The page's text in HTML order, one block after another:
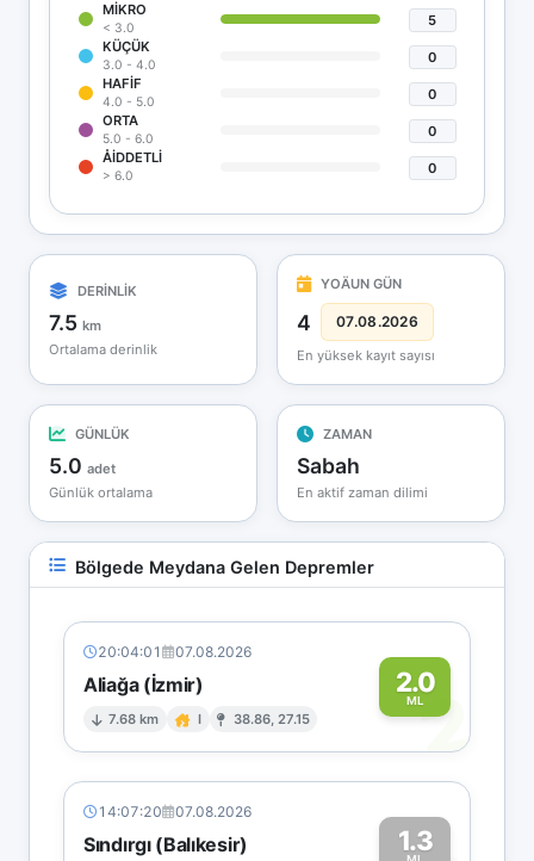
MIKRO
< 3.0
5
KÜÇÜK
3.0 - 4.0
0
HAFIF
4.0 - 5.0
0
ORTA
5.0 - 6.0
0
ÅIDDETLI
> 6.0
0
DERİNLİK
7.5 km
Ortalama derinlik
YOÄUN GÜN
4 07.08.2026
En yüksek kayıt sayısı
GÜNLÜK
5.0 adet
Günlük ortalama
ZAMAN
Sabah
En aktif zaman dilimi
Bölgede Meydana Gelen Depremler
20:04:01 07.08.2026
Aliağa (İzmir)
7.68 km I 38.86, 27.15
2.0
ML2
14:07:20 07.08.2026
Sındırgı (Balıkesir) 1.3